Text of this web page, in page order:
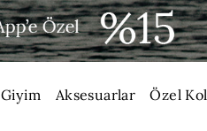
Giyim Aksesuarlar Özel